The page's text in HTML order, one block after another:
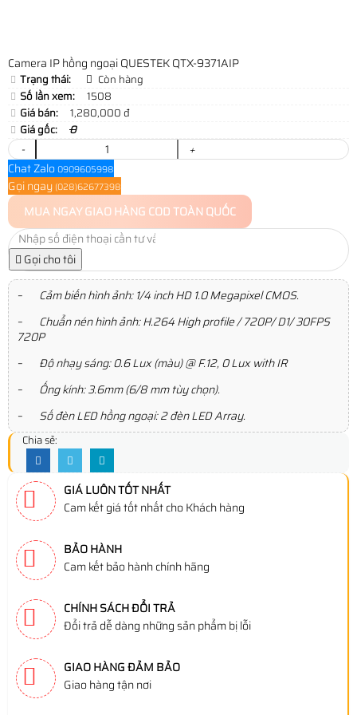
Camera IP hồng ngoại QUESTEK QTX-9371AIP
Trạng thái:
Còn hàng
Số lần xem:
1508
Giá bán:
1,280,000 đ
Giá gốc:
0
-
+
Chat Zalo 0909605998
Gọi ngay (028)62677398
MUA NGAYGIAO HÀNG COD TOÀN QUỐC
Gọi cho tôi
– Cảm biến hình ảnh: 1/4 inch HD 1.0 Megapixel CMOS.
– Chuẩn nén hình ảnh: H.264 High profile / 720P/ D1/ 30FPS
720P
– Độ nhạy sáng: 0.6 Lux (màu) @ F.12, 0 Lux with IR
– Ống kính: 3.6mm (6/8 mm tùy chọn).
– Số đèn LED hồng ngoại: 2 đèn LED Array.
Chia sẻ:
GIÁ LUÔN TỐT NHẤT
Cam kết giá tốt nhất cho Khách hàng
BẢO HÀNH
Cam kết bảo hành chính hãng
CHÍNH SÁCH ĐỔI TRẢ
Đổi trả dễ dàng những sản phẩm bị lỗi
GIAO HÀNG ĐẢM BẢO
Giao hàng tận nơi